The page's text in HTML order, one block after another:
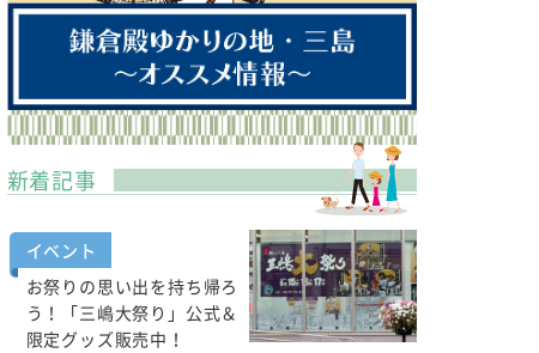
新着記事
イベント
お祭りの思い出を持ち帰ろ
う！「三嶋大祭り」公式＆
限定グッズ販売中！